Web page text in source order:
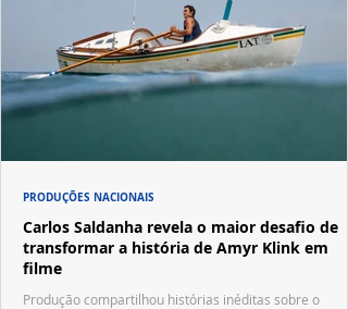
Carlos Saldanha revela o maior desafio de
transformar a história de Amyr Klink em
filme
Produção compartilhou histórias inéditas sobre o
PRODUÇÕES NACIONAIS